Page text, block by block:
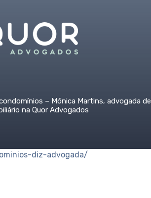
– Mónica Martins, advogada de
na Quor Advogados
diz-advogada/